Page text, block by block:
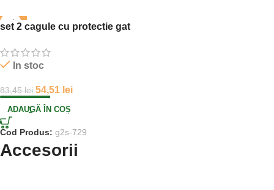
-35%
set 2 cagule cu protectie gat
In stoc
83,45lei 54,51 lei
ADAUGĂ ÎN COȘ
Cod Produs: g2s-729
Accesorii